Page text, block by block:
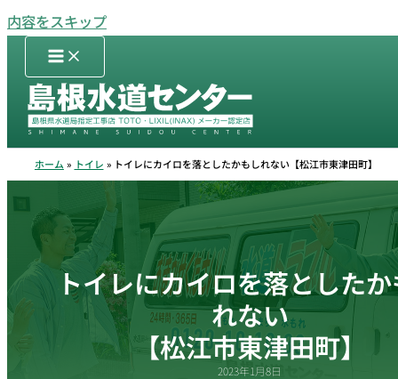
内容をスキップ
ホーム トイレ トイレにカイロを落としたかもしれない【松江市東津田町】
トイレにカイロを落とした
れない
【松江市東津田町】
2023年1月8日